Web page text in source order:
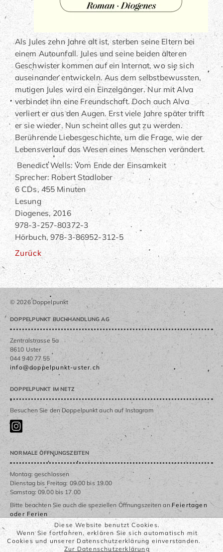
Als Jules zehn Jahre alt ist, sterben seine Eltern bei
einem Autounfall. Jules und seine beiden älteren
Geschwister kommen auf ein Internat, wo sie sich
auseinander entwickeln. Aus dem selbstbewussten,
mutigen Jules wird ein Einzelgänger. Nur mit Alva
verbindet ihn eine Freundschaft. Doch auch Alva
verliert er aus den Augen. Erst viele Jahre später trifft
er sie wieder. Nun scheint alles gut zu werden.
Berührende Liebesgeschichte, um die Frage, wie der
Lebensverlauf das Wesen eines Menschen verändert.
Benedict Wells: Vom Ende der Einsamkeit
Sprecher: Robert Stadlober
6 CDs, 455 Minuten
Lesung
Diogenes, 2016
978-3-257-80372-3
Hörbuch, 978-3-86952-312-5
Zurück
© 2026 Doppelpunkt
DOPPELPUNKT BUCHHANDLUNG AG
Zentralstrasse 5a
8610 Uster
044 940 77 55
info@doppelpunkt-uster.ch
DOPPELPUNKT IM NETZ
Besuchen Sie den Doppelpunkt auch auf Instagram
NORMALE ÖFFNUNGSZEITEN
Montag: geschlossen
Dienstag bis Freitag: 09.00 bis 19.00
Samstag: 09.00 bis 17.00
Bitte beachten Sie auch die speziellen Öffnungszeiten anFeiertagen
oder Ferien
WICHTIGE LINKS
Diese Website benutzt Cookies.
Wenn Sie fortfahren, erklären Sie sich automatisch mit
Cookies und unserer Datenschutzerklärung einverstanden.
Zur Datenschutzerklärung